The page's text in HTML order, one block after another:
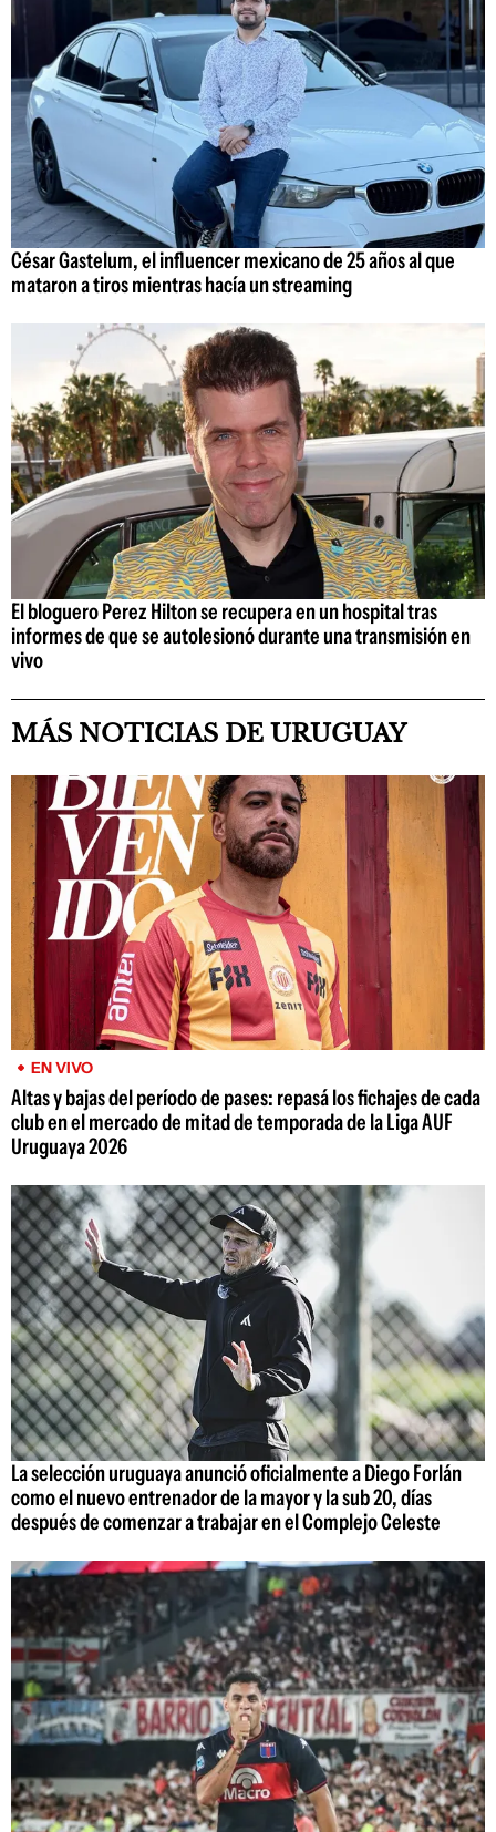
César Gastelum, el influencer mexicano de 25 años al que
mataron a tiros mientras hacía un streaming
El bloguero Perez Hilton se recupera en un hospital tras
informes de que se autolesionó durante una transmisión en
vivo
MÁS NOTICIAS DE URUGUAY
EN VIVO
Altas y bajas del período de pases: repasá los fichajes de cada
club en el mercado de mitad de temporada de la Liga AUF
Uruguaya 2026
La selección uruguaya anunció oficialmente a Diego Forlán
como el nuevo entrenador de la mayor y la sub 20, días
después de comenzar a trabajar en el Complejo Celeste